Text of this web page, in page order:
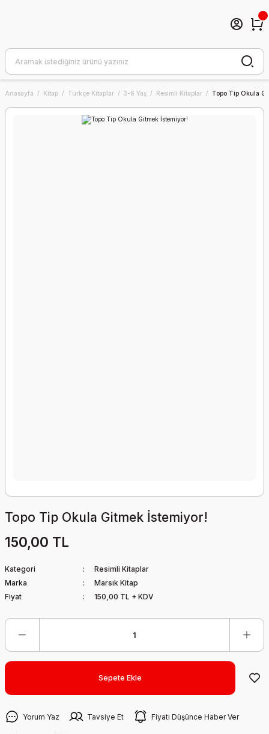
Anasayfa Kitap Türkçe Kitaplar 3-6 Yaş Resimli Kitaplar Topo Tip Okula
Topo Tip Okula Gitmek İstemiyor!
150,00 TL
Kategori
Resimli Kitaplar
Marka
Marsık Kitap
Fiyat
150,00 TL + KDV
Sepete Ekle
Yorum Yaz Tavsiye Et Fiyatı Düşünce Haber Ver